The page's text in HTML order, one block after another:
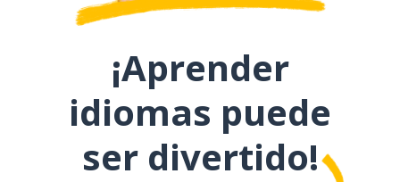
¡Aprender
idiomas puede
ser divertido!